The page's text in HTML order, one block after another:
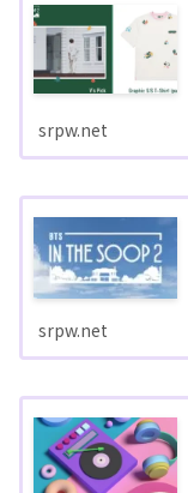
srpw.net
srpw.net